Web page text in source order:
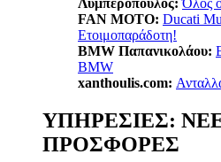
Λυμπερόπουλος: Όλος
FAN MOTO: Ducati
Ετοιμοπαράδοτη!
BMW Παπανικολάου:
BMW
xanthoulis.com:
ΥΠΗΡΕΣΙΕΣ:
ΠΡΟΣΦΟΡΕΣ